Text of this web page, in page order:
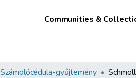
Communities &
Számolócédula-gyűjtemény Schmoll